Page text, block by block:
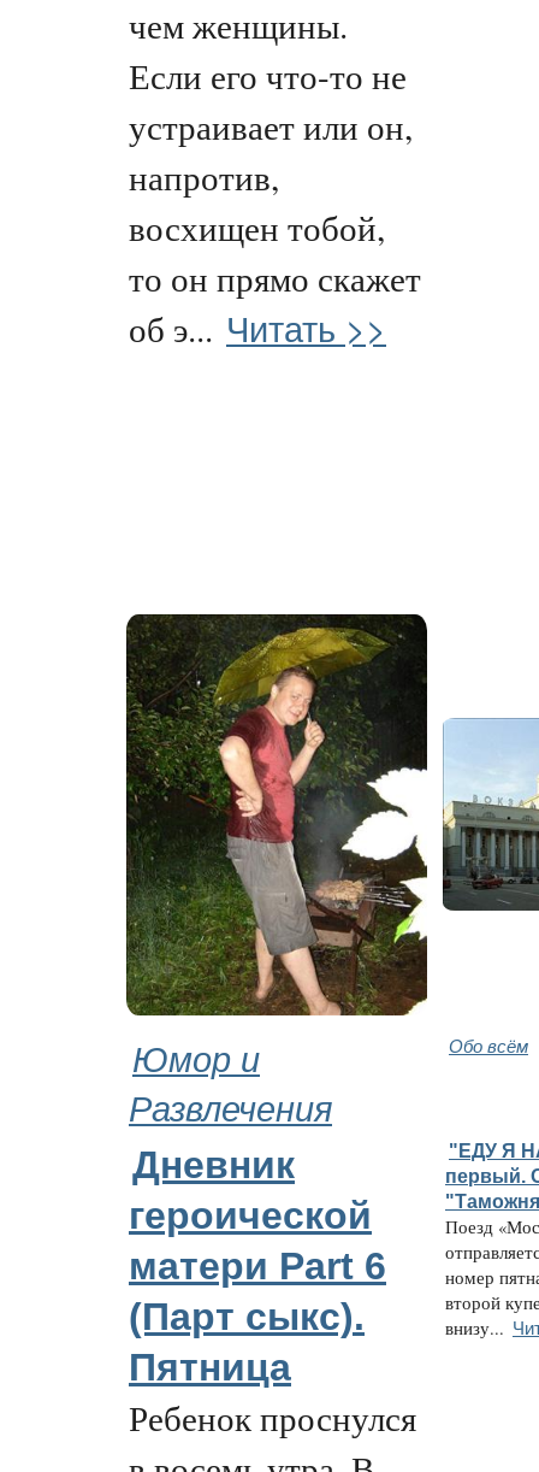
чем женщины.
Если его что-то не
устраивает или он,
напротив,
восхищен тобой,
то он прямо скажет
об э... Читать >>
Юмор и
Развлечения
Обо всём
Дневник
героической
матери Part 6
(Парт cыкс).
Пятница
Ребенок проснулся
"ЕДУ Я
первый.
Поезд
номер
второй
внизу...